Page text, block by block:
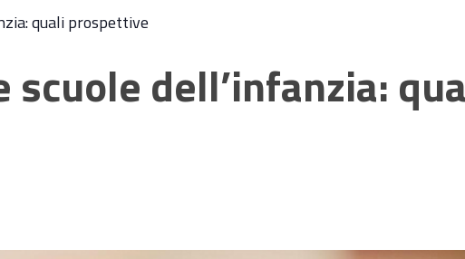
quali prospettive
dell’infanzia: